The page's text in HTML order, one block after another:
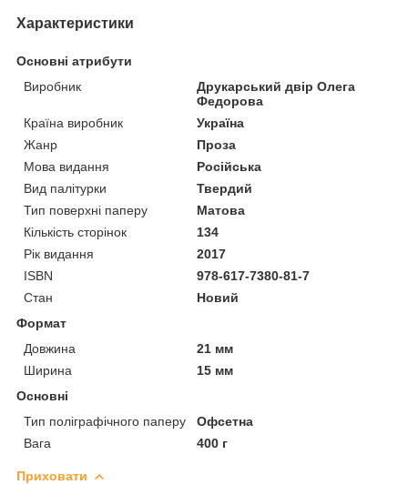
Характеристики
Основні атрибути
Виробник
Друкарський двір Олега
Федорова
Країна виробник
Україна
Жанр
Проза
Мова видання
Російська
Вид палітурки
Твердий
Тип поверхні паперу
Матова
Кількість сторінок
134
Рік видання
2017
ISBN
978-617-7380-81-7
Стан
Новий
Формат
Довжина
21 мм
Ширина
15 мм
Основні
Тип поліграфічного паперу
Офсетна
Вага
400 г
Приховати